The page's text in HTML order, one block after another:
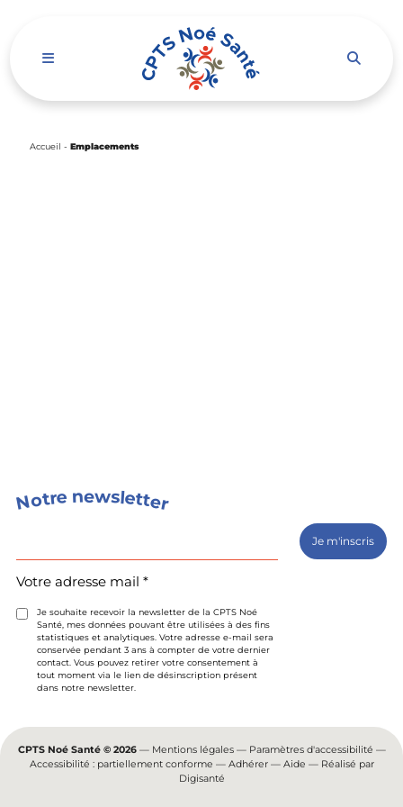
Ouvrir le menu de navigation mobile
Accueil - Emplacements
Notre newsletter
mail
(Nécessaire)
Votre adresse mail *
Je souhaite recevoir la newsletter de la CPTS Noé
Santé, mes données pouvant être utilisées à des fins
statistiques et analytiques. Votre adresse e-mail sera
conservée pendant 3 ans à compter de votre dernier
contact. Vous pouvez retirer votre consentement à
tout moment via le lien de désinscription présent
dans notre newsletter.
CPTS Noé Santé © 2026 — Mentions légales— Paramètres d'accessibilité —
Accessibilité : partiellement conforme — Adhérer— Aide — Réalisé par
Digisanté